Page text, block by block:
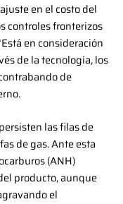
en el costo del
controles fronterizos
en consideración
de la tecnología, los
de
las filas de
de gas. Ante esta
(ANH)
producto, aunque
el